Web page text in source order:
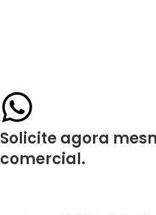
Solicite agora
comercial.